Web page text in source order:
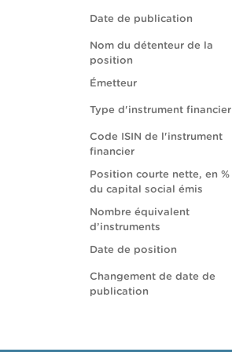
Date de publication
Nom du détenteur de la
position
Émetteur
Type d'instrument financier
Code ISIN de l'instrument
financier
Position courte nette, en %
du capital social émis
Nombre équivalent
d’instruments
Date de position
Changement de date de
publication